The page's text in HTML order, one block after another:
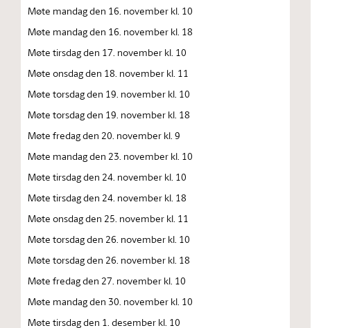
Møte mandag den 16. november kl. 10
Møte mandag den 16. november kl. 18
Møte tirsdag den 17. november kl. 10
Møte onsdag den 18. november kl. 11
Møte torsdag den 19. november kl. 10
Møte torsdag den 19. november kl. 18
Møte fredag den 20. november kl. 9
Møte mandag den 23. november kl. 10
Møte tirsdag den 24. november kl. 10
Møte tirsdag den 24. november kl. 18
Møte onsdag den 25. november kl. 11
Møte torsdag den 26. november kl. 10
Møte torsdag den 26. november kl. 18
Møte fredag den 27. november kl. 10
Møte mandag den 30. november kl. 10
Møte tirsdag den 1. desember kl. 10